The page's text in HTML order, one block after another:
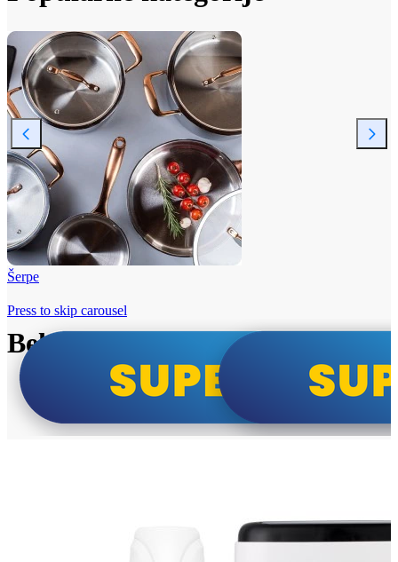
Šerpe
Beko i Tesla super cene
Press to skip carousel